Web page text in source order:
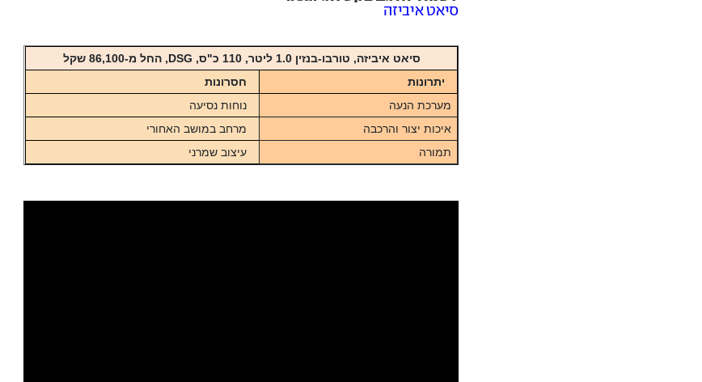
סיאט איביזה
סיאט איביזה, טורבו-בנזין 1.0 ליטר, 110 כ"ס, DSG, החל מ-86,100 שקל
יתרונות
חסרונות
מערכת הנעה
נוחות נסיעה
איכות יצור והרכבה
מרחב במושב האחורי
תמורה
עיצוב שמרני